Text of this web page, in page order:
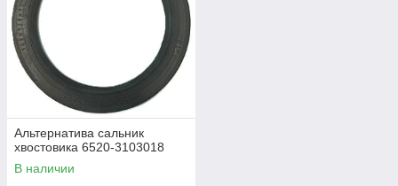
Альтернатива сальник
хвостовика 6520-3103018
В наличии